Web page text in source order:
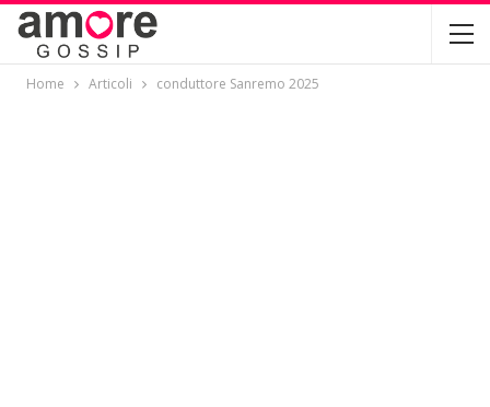
Home Articoli conduttore Sanremo 2025